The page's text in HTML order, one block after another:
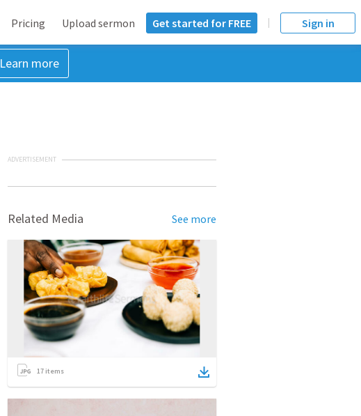
Pricing Upload sermon Get started for FREE Sign in
Learn more
ADVERTISEMENT
Related Media See more
17 items